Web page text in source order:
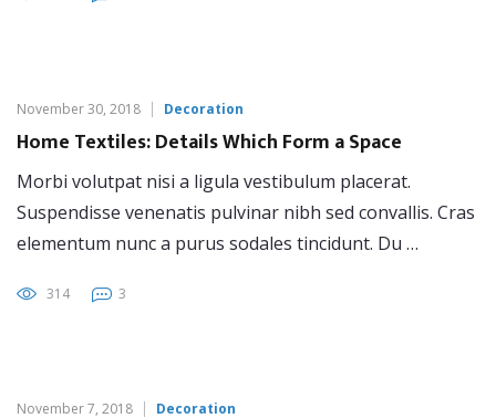
November 30, 2018 Decoration
Home Textiles: Details Which Form a Space
Morbi volutpat nisi a ligula vestibulum placerat.
Suspendisse venenatis pulvinar nibh sed convallis. Cras
elementum nunc a purus sodales tincidunt. Du …
314 3
November 7, 2018 Decoration